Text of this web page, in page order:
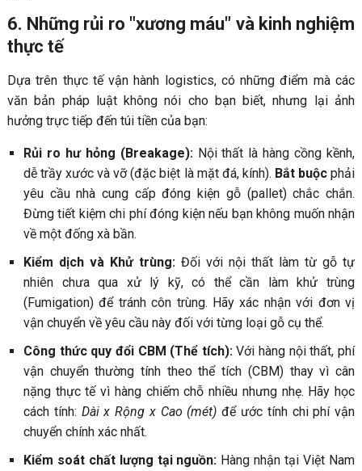
6. Những rủi ro "xương máu" và kinh nghiệm
thực tế
Dựa trên thực tế vận hành logistics, có những điểm mà các
văn bản pháp luật không nói cho bạn biết, nhưng lại ảnh
hưởng trực tiếp đến túi tiền của bạn:
Rủi ro hư hỏng (Breakage):Nội thất là hàng cồng kềnh,
dễ trầy xước và vỡ (đặc biệt là mặt đá, kính). Bắt buộcphải
yêu cầu nhà cung cấp đóng kiện gỗ (pallet) chắc chắn.
Đừng tiết kiệm chi phí đóng kiện nếu bạn không muốn nhận
về một đống xà bần.
Kiểm dịch và Khử trùng:Đối với nội thất làm từ gỗ tự
nhiên chưa qua xử lý kỹ, có thể cần làm khử trùng
(Fumigation) để tránh côn trùng. Hãy xác nhận với đơn vị
vận chuyển về yêu cầu này đối với từng loại gỗ cụ thể.
Công thức quy đổi CBM (Thể tích):Với hàng nội thất, phí
vận chuyển thường tính theo thể tích (CBM) thay vì cân
nặng thực tế vì hàng chiếm chỗ nhiều nhưng nhẹ. Hãy học
cách tính: Dài x Rộng x Cao (mét) để ước tính chi phí vận
chuyển chính xác nhất.
Kiểm soát chất lượng tại nguồn: Hàng nhận tại Việt Nam